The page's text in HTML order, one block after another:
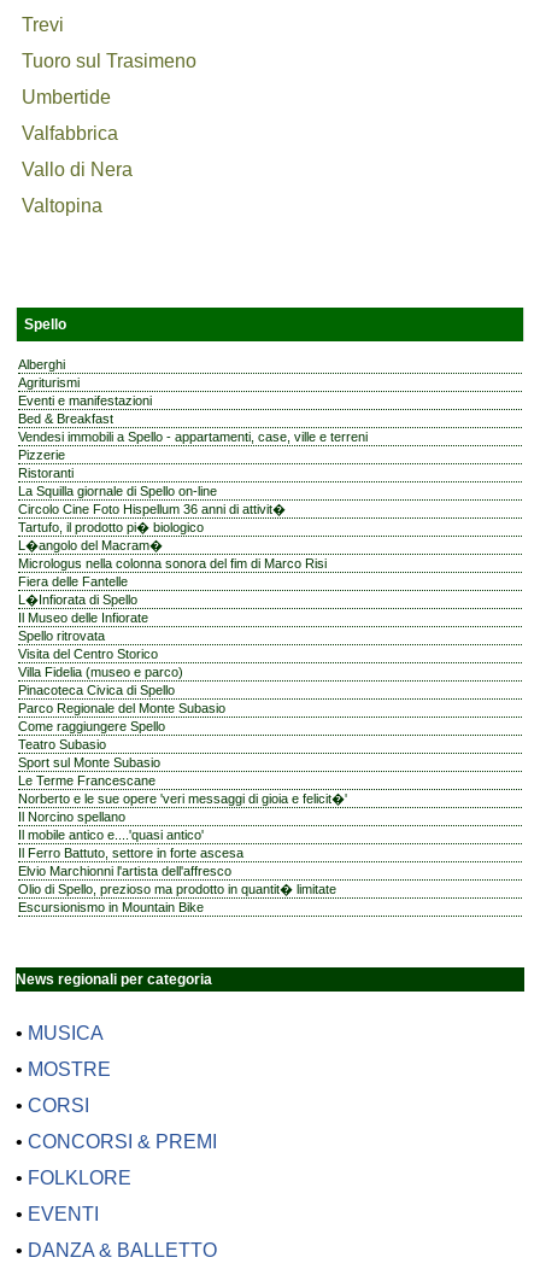
Trevi
Tuoro sul Trasimeno
Umbertide
Valfabbrica
Vallo di Nera
Valtopina
Spello
Alberghi
Agriturismi
Eventi e manifestazioni
Bed & Breakfast
Vendesi immobili a Spello - appartamenti, case, ville e terreni
Pizzerie
Ristoranti
La Squilla giornale di Spello on-line
Circolo Cine Foto Hispellum 36 anni di attivit�
Tartufo, il prodotto pi� biologico
L�angolo del Macram�
Micrologus nella colonna sonora del fim di Marco Risi
Fiera delle Fantelle
L�Infiorata di Spello
Il Museo delle Infiorate
Spello ritrovata
Visita del Centro Storico
Villa Fidelia (museo e parco)
Pinacoteca Civica di Spello
Parco Regionale del Monte Subasio
Come raggiungere Spello
Teatro Subasio
Sport sul Monte Subasio
Le Terme Francescane
Norberto e le sue opere 'veri messaggi di gioia e felicit�'
Il Norcino spellano
Il mobile antico e....'quasi antico'
Il Ferro Battuto, settore in forte ascesa
Elvio Marchionni l'artista dell'affresco
Olio di Spello, prezioso ma prodotto in quantit� limitate
Escursionismo in Mountain Bike
News regionali per categoria
• MUSICA
• MOSTRE
•CORSI
•CONCORSI & PREMI
• FOLKLORE
• EVENTI
• DANZA & BALLETTO